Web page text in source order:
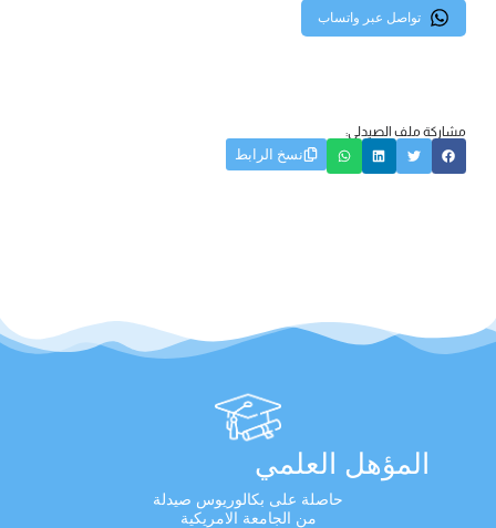
تواصل عبر واتساب
مشاركة ملف الصيدلي:
نسخ الرابط
المؤهل العلمي
حاصلة على بكالوريوس صيدلة
من الجامعة الامريكية